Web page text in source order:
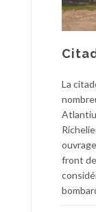
La
front de